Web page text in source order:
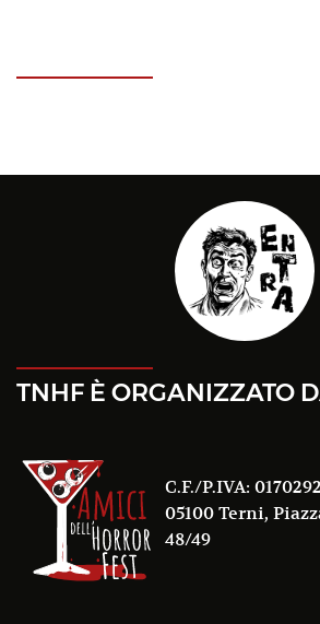
TNHF È ORGANIZZATO
C.F./P.IVA:
05100 Terni,
48/49